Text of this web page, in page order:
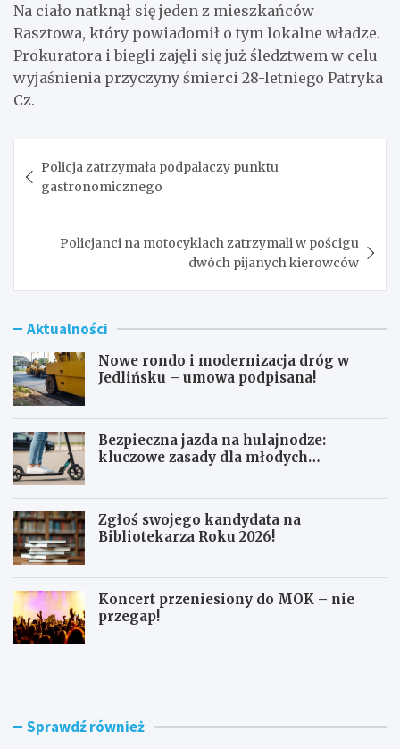
Na ciało natknął się jeden z mieszkańców
Rasztowa, który powiadomił o tym lokalne władze.
Prokuratora i biegli zajęli się już śledztwem w celu
wyjaśnienia przyczyny śmierci 28-letniego Patryka
Cz.
wpisu
Policja zatrzymała podpalaczy punktu
gastronomicznego
Policjanci na motocyklach zatrzymali w pościgu
dwóch pijanych kierowców
Aktualności
Nowe rondo i modernizacja dróg w
Jedlińsku – umowa podpisana!
Bezpieczna jazda na hulajnodze:
kluczowe zasady dla młodych
Zgłoś swojego kandydata na
Bibliotekarza Roku 2026!
Koncert przeniesiony do MOK – nie
przegap!
N
o
B
e Sprawdź również